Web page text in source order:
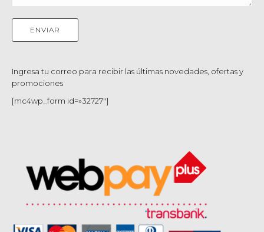
Ingresa tu correo para recibir las últimas novedades, ofertas y
promociones
[mc4wp_form id=»32727″]